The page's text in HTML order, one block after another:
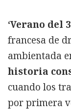
‘Verano del
francesa de
ambientada
historia
cuando los
por primera